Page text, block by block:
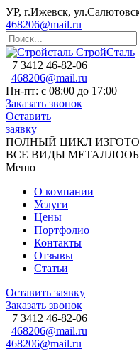
УР, г.Ижевск,
468206@mail.ru
СтройСталь
+7 3412 46-82-06
468206@mail.ru
Пн-пт: с 08:00 до 17:00
Заказать звонок
Оставить
заявку
ПОЛНЫЙ ЦИКЛ
ВСЕ ВИДЫ
Меню
О компании
Услуги
Цены
Портфолио
Контакты
Отзывы
Статьи
Оставить заявку
Заказать звонок
+7 3412 46-82-06
468206@mail.ru
468206@mail.ru